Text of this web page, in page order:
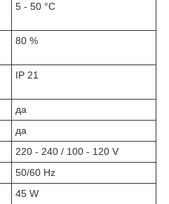
5 - 50 °C
80 %
IP 21
да
да
220 - 240 / 100 - 120 V
50/60 Hz
45 W